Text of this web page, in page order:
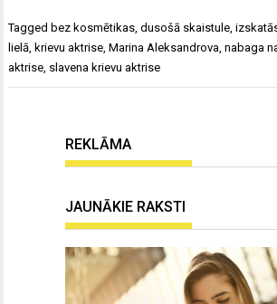
Taggedbez kosmētikas ,dusošā skaistule ,
lielā ,krievu aktrise ,Marina Aleksandrova ,nabaga
aktrise slavena krievu aktrise
REKLĀMA
JAUNĀKIE RAKSTI